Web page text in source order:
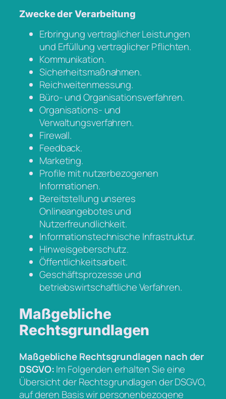
Zwecke der Verarbeitung
Erbringung vertraglicher Leistungen
und Erfüllung vertraglicher Pflichten.
Kommunikation.
Sicherheitsmaßnahmen.
Reichweitenmessung.
Büro- und Organisationsverfahren.
Organisations- und
Verwaltungsverfahren.
Firewall.
Feedback.
Marketing.
Profile mit nutzerbezogenen
Informationen.
Bereitstellung unseres
Onlineangebotes und
Nutzerfreundlichkeit.
Informationstechnische Infrastruktur.
Hinweisgeberschutz.
Öffentlichkeitsarbeit.
Geschäftsprozesse und
betriebswirtschaftliche Verfahren.
Maßgebliche
Rechtsgrundlagen
Maßgebliche Rechtsgrundlagen nach der
DSGVO:Im Folgenden erhalten Sie eine
Übersicht der Rechtsgrundlagen der DSGVO,
auf deren Basis wir personenbezogene